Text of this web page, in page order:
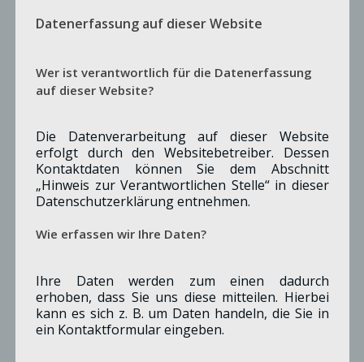
Hentschel, Carsten
STELLV. SCHRIFTFÜHRER
Datenerfassung auf dieser Website
Wer ist verantwortlich für die Datenerfassung
auf dieser Website?
Die Datenverarbeitung auf dieser Website
erfolgt durch den Websitebetreiber. Dessen
Kontaktdaten können Sie dem Abschnitt
„Hinweis zur Verantwortlichen Stelle“ in dieser
Datenschutzerklärung entnehmen.
Wie erfassen wir Ihre Daten?
Ihre Daten werden zum einen dadurch
erhoben, dass Sie uns diese mitteilen. Hierbei
kann es sich z. B. um Daten handeln, die Sie in
ein Kontaktformular eingeben.